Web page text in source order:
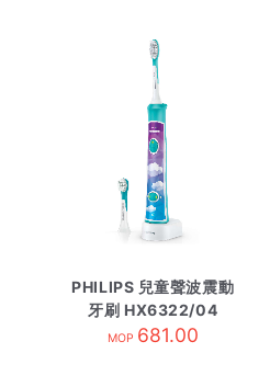
PHILIPS 兒童聲波震動
牙刷 HX6322/04
MOP 681.00